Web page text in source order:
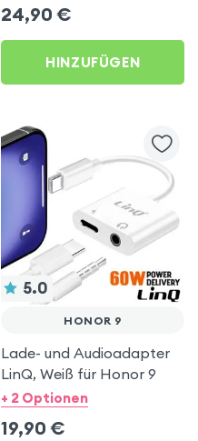
Blau für Honor 9
24,90 €
HINZUFÜGEN
5.0
HONOR 9
Lade- und Audioadapter
LinQ, Weiß für Honor 9
+ 2 Optionen
19,90 €